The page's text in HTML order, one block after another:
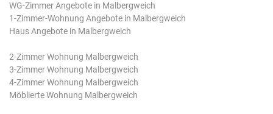
WG-Zimmer Angebote in Malbergweich
1-Zimmer-Wohnung Angebote in Malbergweich
Haus Angebote in Malbergweich
2-Zimmer Wohnung Malbergweich
3-Zimmer Wohnung Malbergweich
4-Zimmer Wohnung Malbergweich
Möblierte Wohnung Malbergweich